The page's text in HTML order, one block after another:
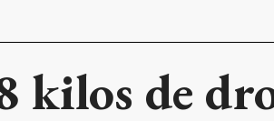
kilos de